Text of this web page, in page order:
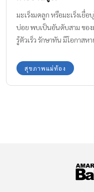
มะเร็งมดลูก หรือมะเร็งเยื่
บ่อย พบเป็นอันดับสาม ขอ
รู้ตัวเร็ว รักษาทัน มีโอกาสห
สุขภาพแม่ท้อง